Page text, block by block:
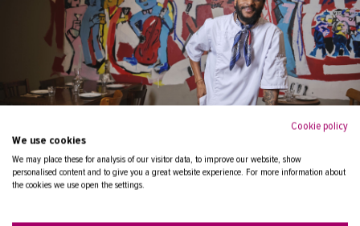
Cookie policy
We use cookies
We may place these for analysis of our visitor data, to improve our website, show
personalised content and to give you a great website experience. For more information about
the cookies we use open the settings.